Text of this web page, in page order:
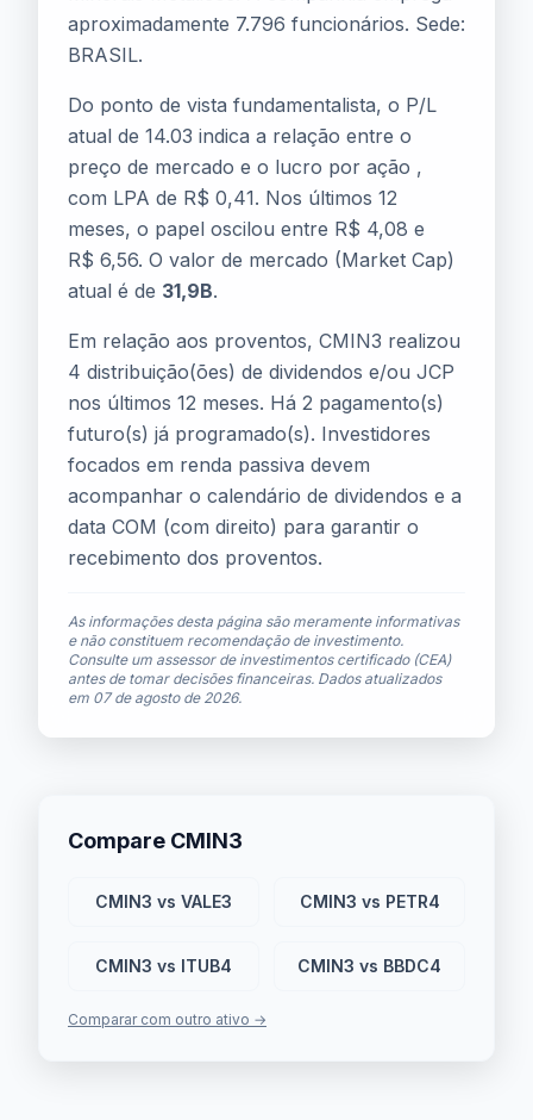
aproximadamente 7.796 funcionários. Sede:
BRASIL.
Do ponto de vista fundamentalista, o P/L
atual de 14.03 indica a relação entre o
preço de mercado e o lucro por ação ,
com LPA de R$ 0,41. Nos últimos 12
meses, o papel oscilou entre R$ 4,08 e
R$ 6,56. O valor de mercado (Market Cap)
atual é de 31,9B.
Em relação aos proventos, CMIN3 realizou
4 distribuição(ões) de dividendos e/ou JCP
nos últimos 12 meses. Há 2 pagamento(s)
futuro(s) já programado(s). Investidores
focados em renda passiva devem
acompanhar o calendário de dividendos e a
data COM (com direito) para garantir o
recebimento dos proventos.
As informações desta página são meramente informativas
e não constituem recomendação de investimento.
Consulte um assessor de investimentos certificado (CEA)
antes de tomar decisões financeiras. Dados atualizados
em 07 de agosto de 2026.
Compare CMIN3
CMIN3 vs VALE3 CMIN3 vs PETR4
CMIN3 vs ITUB4 CMIN3 vs BBDC4
Comparar com outro ativo →